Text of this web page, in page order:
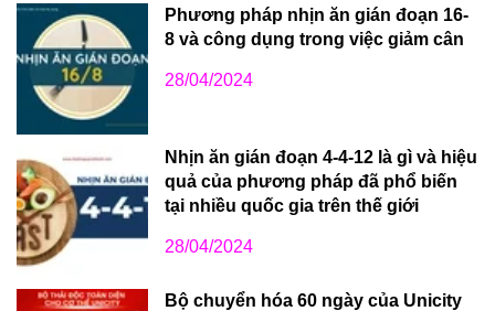
Phương pháp nhịn ăn gián đoạn 16-
8 và công dụng trong việc giảm cân
28/04/2024
Nhịn ăn gián đoạn 4-4-12 là gì và hiệu
quả của phương pháp đã phổ biến
tại nhiều quốc gia trên thế giới
28/04/2024
Bộ chuyển hóa 60 ngày của Unicity